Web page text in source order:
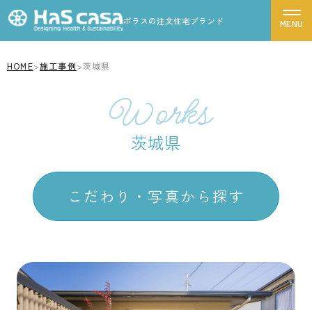
ポラスの注文住宅ブランド
ハスカーサについて
商品ラインナップ
施工事例
お客様の声
家づくりの流れ
HOME>施工事例>茨城県
Works
茨城県
こだわり・写真から探す
商品ラインナップから探す
Elle casa Elle casa corte
シンプルモダン
南欧・プロヴァンス風
北欧風